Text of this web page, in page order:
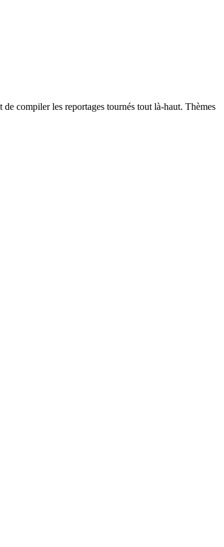
compiler les reportages tournés tout là-haut. Thèmes